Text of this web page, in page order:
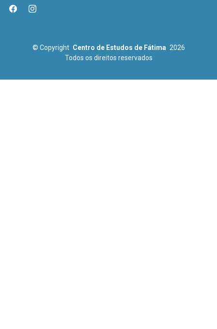
© Copyright Centro de Estudos de Fátima 2026
Todos os direitos reservados